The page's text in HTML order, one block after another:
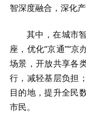
智深度融合，深化
其中，在城市
座，优化“京通”“京
场景，开放共享各
行，减轻基层负担
目的地，提升全民
市民。